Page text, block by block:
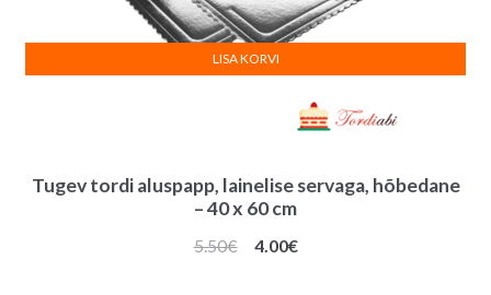
Tugev tordi aluspapp, lainelise servaga, hõbedane
– 40 x 60 cm
5.50€
Algne
4.00€Praegune
LISA KORVI